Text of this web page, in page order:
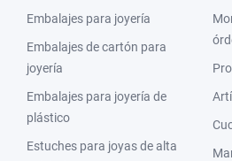
Embalajes para joyería
Embalajes de cartón para
joyería
Embalajes para joyería de
plástico
Estuches para joyas de alta